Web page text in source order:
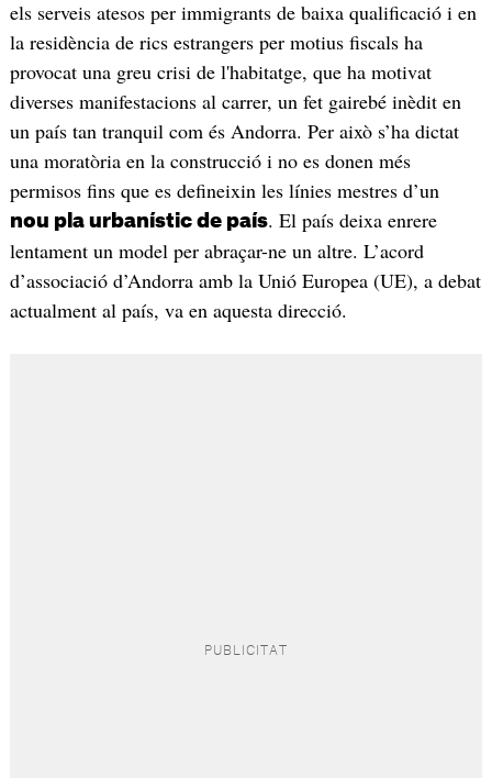
els serveis atesos per immigrants de baixa qualificació i en
la residència de rics estrangers per motius fiscals ha
provocat una greu crisi de l'habitatge, que ha motivat
diverses manifestacions al carrer, un fet gairebé inèdit en
un país tan tranquil com és Andorra. Per això s’ha dictat
una moratòria en la construcció i no es donen més
permisos fins que es defineixin les línies mestres d’un
nou pla urbanístic de país. El país deixa enrere
lentament un model per abraçar-ne un altre. L’acord
d’associació d’Andorra amb la Unió Europea (UE), a debat
actualment al país, va en aquesta direcció.